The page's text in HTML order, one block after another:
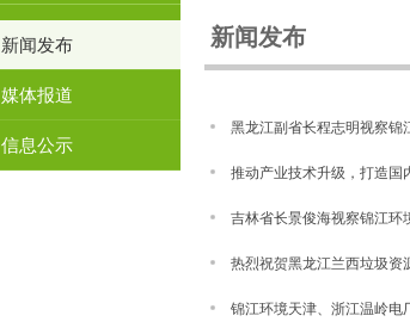
新闻发布
媒体报道
信息公示
新闻发布
黑龙江副省长程志明视察锦
推动产业技术升级，打造国内
吉林省长景俊海视察锦江环
热烈祝贺黑龙江兰西垃圾资
锦江环境天津、浙江温岭电